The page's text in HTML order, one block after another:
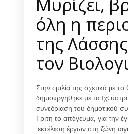
όλη η
της
τον
Στην ομιλία της σχετικά με
δημιουργήθηκε με τα
συνεδρίαση του δημοτικού
Τρίτη το απόγευμα, για την
εκτέλεση έργων στη ζώνη